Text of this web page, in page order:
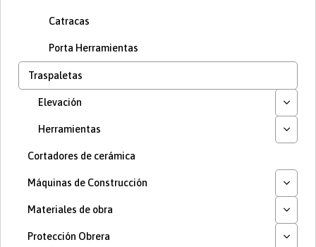
Catracas
Porta Herramientas
Traspaletas
Elevación
Herramientas
Cortadores de cerámica
Máquinas de Construcción
Materiales de obra
Protección Obrera